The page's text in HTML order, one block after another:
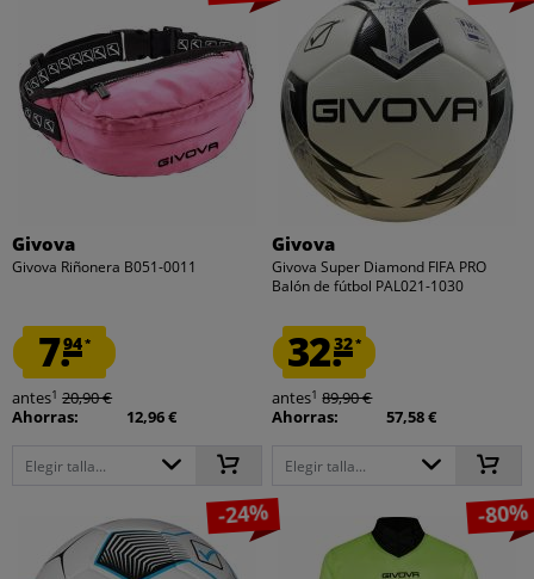
Givova
Givova Riñonera B051-0011
7.94*
antes1 20,90 €
Ahorras:
12,96 €
Elegir talla...
Givova
Givova Super Diamond FIFA PRO
Balón de fútbol PAL021-1030
32.32*
antes1 89,90 €
Ahorras:
57,58 €
Elegir talla...
-24% -80%